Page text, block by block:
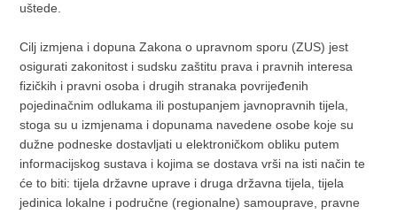
uštede.
Cilj izmjena i dopuna Zakona o upravnom sporu (ZUS) jest
osigurati zakonitost i sudsku zaštitu prava i pravnih interesa
fizičkih i pravni osoba i drugih stranaka povrijeđenih
pojedinačnim odlukama ili postupanjem javnopravnih tijela,
stoga su u izmjenama i dopunama navedene osobe koje su
dužne podneske dostavljati u elektroničkom obliku putem
informacijskog sustava i kojima se dostava vrši na isti način te
će to biti: tijela državne uprave i druga državna tijela, tijela
jedinica lokalne i područne (regionalne) samouprave, pravne